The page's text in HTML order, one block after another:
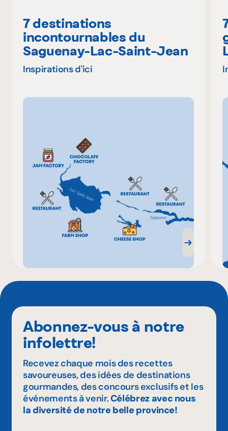
7 destinations
incontournables du
Saguenay-Lac-Saint-Jean
Inspirations d'ici
Abonnez-vous à notre
infolettre!
Recevez chaque mois des recettes
savoureuses, des idées de destinations
gourmandes, des concours exclusifs et les
événements à venir.Célébrez avec nous
la diversité de notre belle province!